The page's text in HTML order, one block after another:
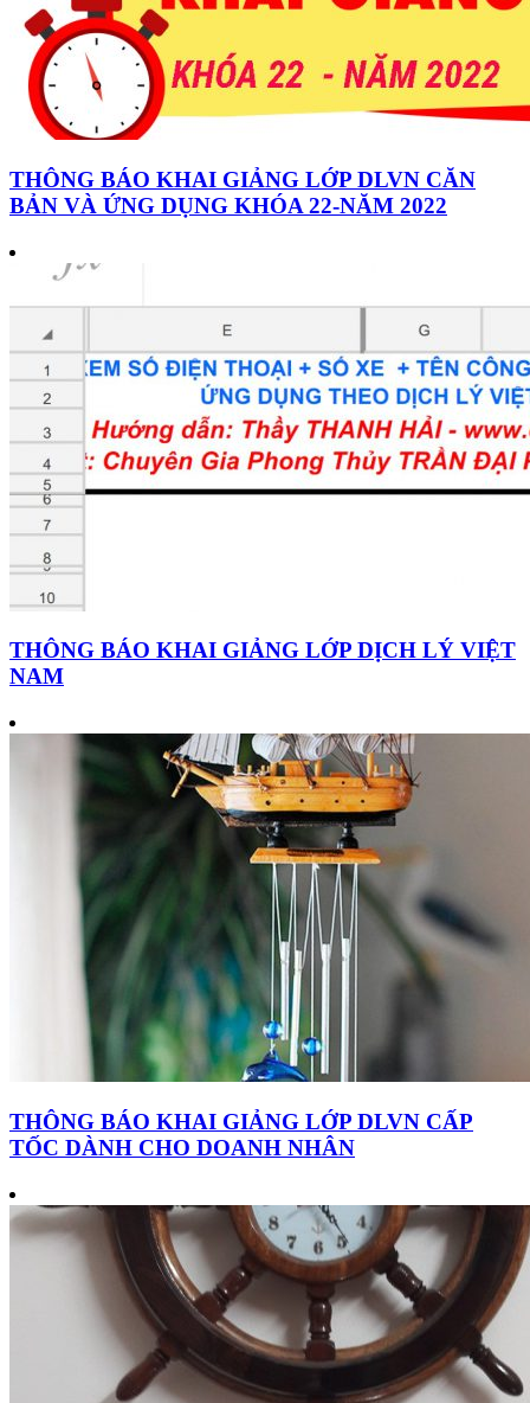
THÔNG BÁO KHAI GIẢNG LỚP DLVN CĂN
BẢN VÀ ỨNG DỤNG KHÓA 22-NĂM 2022
THÔNG BÁO KHAI GIẢNG LỚP DỊCH LÝ VIỆT
NAM
THÔNG BÁO KHAI GIẢNG LỚP DLVN CẤP
TỐC DÀNH CHO DOANH NHÂN